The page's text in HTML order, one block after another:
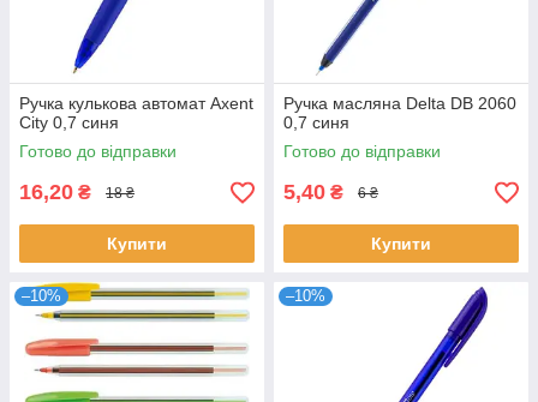
Ручка кулькова автомат Axent
City 0,7 синя
Готово до відправки
16,20 ₴ 18 ₴
Купити
Ручка масляна Delta DB 2060
0,7 синя
Готово до відправки
5,40 ₴ 6 ₴
Купити
–10% –10%